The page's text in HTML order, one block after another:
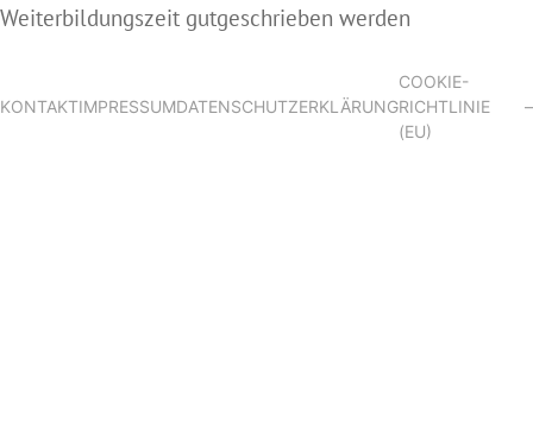
Weiterbildungszeit gutgeschrieben werden
KONTAKTIMPRESSUMDATENSCHUTZERKLÄRUNG
COOKIE-
RICHTLINIE
(EU)
–